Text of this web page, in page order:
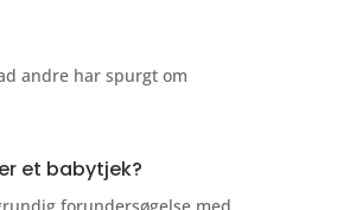
andre har spurgt om
et babytjek?